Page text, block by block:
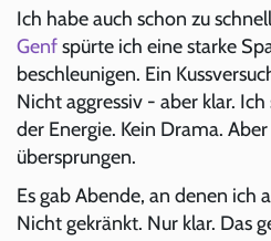
Ich habe auch schon zu
Genfspürte ich eine starke
beschleunigen. Ein
Nicht aggressiv - aber klar.
der Energie. Kein Drama.
übersprungen.
Es gab Abende, an denen ich
Nicht gekränkt. Nur klar. Das